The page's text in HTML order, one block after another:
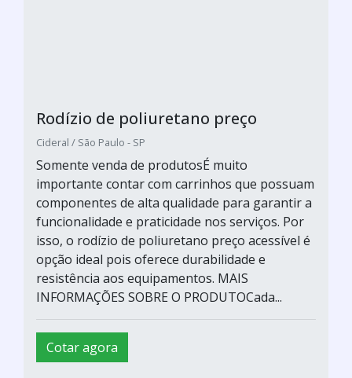
Rodízio de poliuretano preço
Cideral / São Paulo - SP
Somente venda de produtosÉ muito
importante contar com carrinhos que possuam
componentes de alta qualidade para garantir a
funcionalidade e praticidade nos serviços. Por
isso, o rodízio de poliuretano preço acessível é
opção ideal pois oferece durabilidade e
resistência aos equipamentos. MAIS
INFORMAÇÕES SOBRE O PRODUTOCada...
Cotar agora